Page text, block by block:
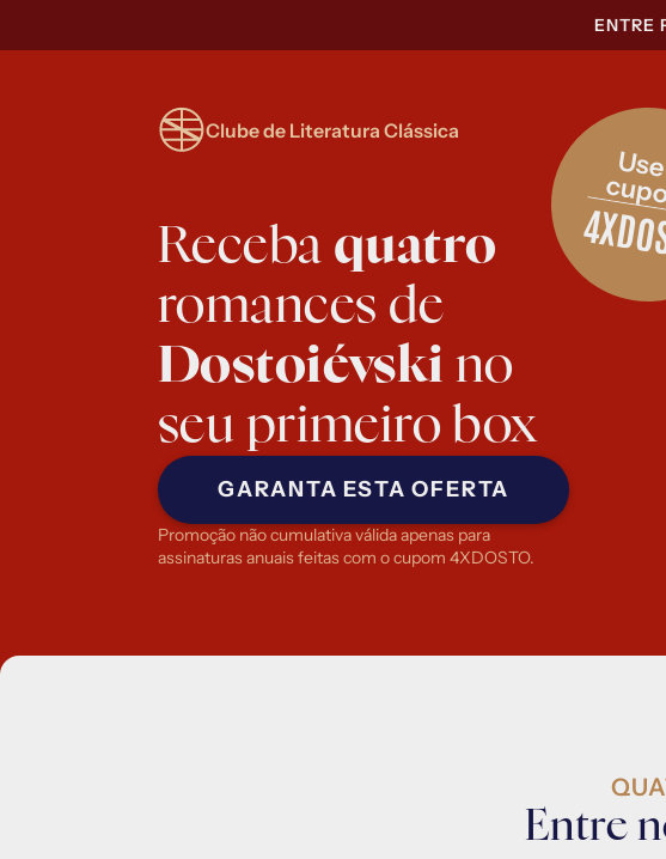
ENTRE
Clube de Literatura Clássica
Receba quatro
romances de
Dostoiévski no
seu primeiro box
GARANTA ESTA OFERTA
Promoção não cumulativa válida apenas para
assinaturas anuais feitas com o cupom 4XDOSTO.
Entre